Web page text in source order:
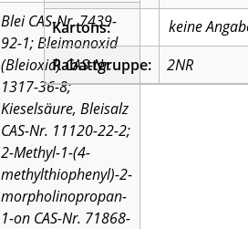
Blei CAS-Nr. 7439-
92-1; Bleimonoxid
(Bleioxid) CAS-Nr.
1317-36-8;
Kieselsäure, Bleisalz
CAS-Nr. 11120-22-2;
2-Methyl-1-(4-
methylthiophenyl)-2-
morpholinopropan-
1-on CAS-Nr. 71868-
Kartons:
Rabattgruppe:
2NR